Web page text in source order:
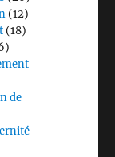
(12)
(18)
de